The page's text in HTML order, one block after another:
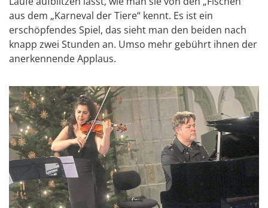
aus dem „Karneval der Tiere“ kennt. Es ist ein
erschöpfendes Spiel, das sieht man den beiden nach
knapp zwei Stunden an. Umso mehr gebührt ihnen der
anerkennende Applaus.